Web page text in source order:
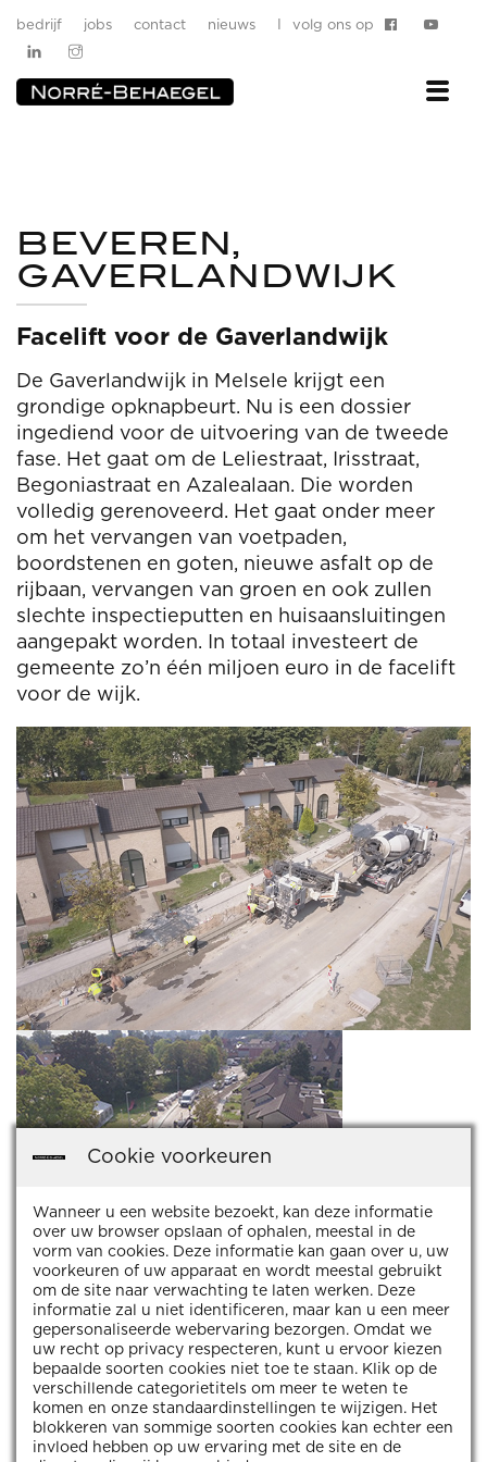
bedrijf jobs contact nieuws volg ons op
BEVEREN,
GAVERLANDWIJK
Facelift voor de Gaverlandwijk
De Gaverlandwijk in Melsele krijgt een
grondige opknapbeurt. Nu is een dossier
ingediend voor de uitvoering van de tweede
fase. Het gaat om de Leliestraat, Irisstraat,
Begoniastraat en Azalealaan. Die worden
volledig gerenoveerd. Het gaat onder meer
om het vervangen van voetpaden,
boordstenen en goten, nieuwe asfalt op de
rijbaan, vervangen van groen en ook zullen
slechte inspectieputten en huisaansluitingen
aangepakt worden. In totaal investeert de
gemeente zo’n één miljoen euro in de facelift
voor de wijk.
HLN : Facelift voor Gaverlandwijk
OVERZICHT REFERENTIES
Cookie voorkeuren
Wanneer u een website bezoekt, kan deze informatie
over uw browser opslaan of ophalen, meestal in de
vorm van cookies. Deze informatie kan gaan over u, uw
voorkeuren of uw apparaat en wordt meestal gebruikt
om de site naar verwachting te laten werken. Deze
informatie zal u niet identificeren, maar kan u een meer
gepersonaliseerde webervaring bezorgen. Omdat we
uw recht op privacy respecteren, kunt u ervoor kiezen
bepaalde soorten cookies niet toe te staan. Klik op de
verschillende categorietitels om meer te weten te
komen en onze standaardinstellingen te wijzigen. Het
blokkeren van sommige soorten cookies kan echter een
invloed hebben op uw ervaring met de site en de